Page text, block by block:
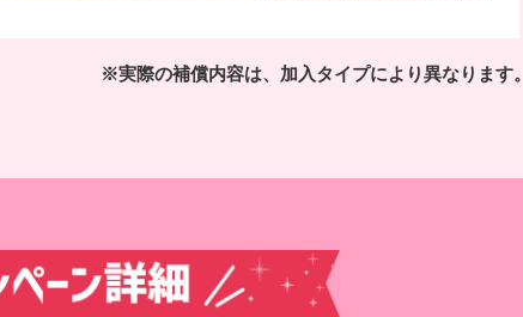
※実際の補償内容は、加入タイプにより異なります。